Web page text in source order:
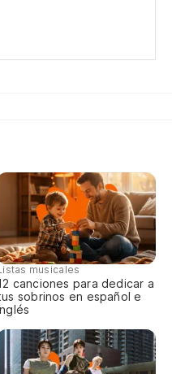
musicales
canciones para dedicar a
sobrinos en español e